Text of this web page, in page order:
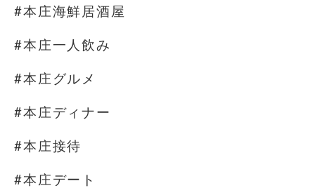
#本庄海鮮居酒屋
#本庄一人飲み
#本庄グルメ
#本庄ディナー
#本庄接待
#本庄デート